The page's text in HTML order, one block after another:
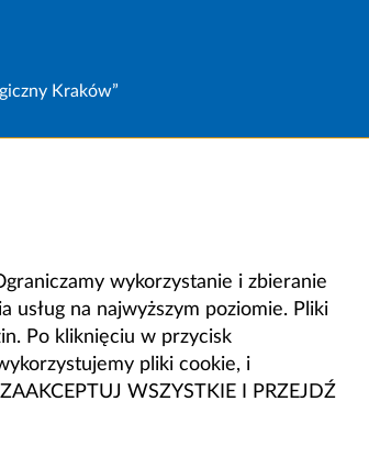
Kraków”
wykorzystanie i zbieranie
na najwyższym poziomie. Pliki
Po kliknięciu w przycisk
pliki cookie, i
WSZYSTKIE I PRZEJDŹ